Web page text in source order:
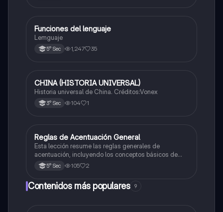
Castellano
Funciones del lenguaje
Lemguaje
5° Sec 1,247 35
Castellano
CHINA (HISTORIA UNIVERSAL)
Historia universal de China. Créditos:Vonex
3° Sec 104 1
Castellano
Reglas de Acentuación General
Esta lección resume las reglas generales de
acentuación, incluyendo los conceptos básicos de
acento y tilde, y cómo acentuar palabras agudas y
graves.
5° Sec 105 2
Contenidos más populares 9